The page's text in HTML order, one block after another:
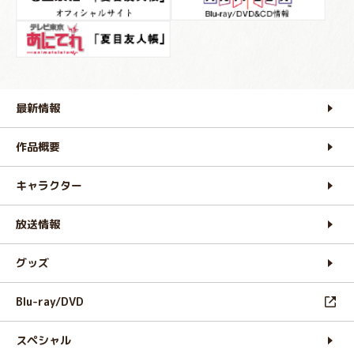
最新情報
作品概要
キャラクター
放送情報
グッズ
Blu-ray/DVD
スペシャル